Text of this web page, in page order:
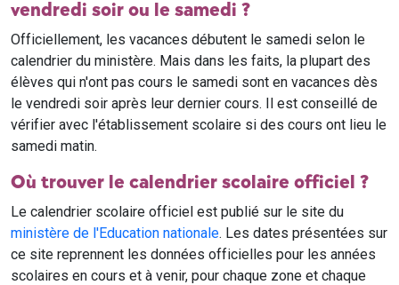
vendredi soir ou le samedi ?
Officiellement, les vacances débutent le samedi selon le
calendrier du ministère. Mais dans les faits, la plupart des
élèves qui n'ont pas cours le samedi sont en vacances dès
le vendredi soir après leur dernier cours. Il est conseillé de
vérifier avec l'établissement scolaire si des cours ont lieu le
samedi matin.
Où trouver le calendrier scolaire officiel ?
Le calendrier scolaire officiel est publié sur le site du
ministère de l'Education nationale. Les dates présentées sur
ce site reprennent les données officielles pour les années
scolaires en cours et à venir, pour chaque zone et chaque